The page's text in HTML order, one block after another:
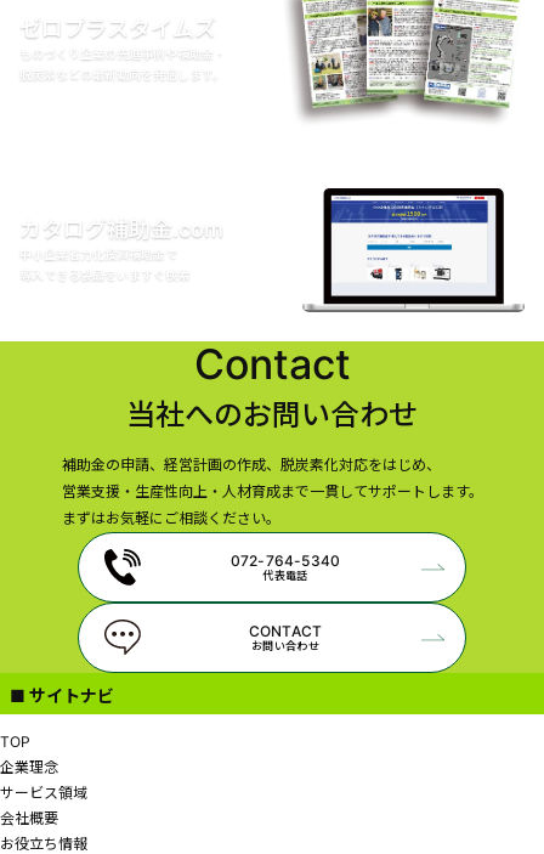
ゼロプラスタイムズ
ものづくり企業の先進事例や補助金・
脱炭素などの最新動向を発信します。
カタログ補助金.com
中小企業省力化投資補助金で
導入できる製品をいますぐ検索
Contact
当社へのお問い合わせ
補助金の申請、経営計画の作成、脱炭素化対応をはじめ、
営業支援・生産性向上・人材育成まで一貫してサポートします。
まずはお気軽にご相談ください。
072-764-5340
代表電話
CONTACT
お問い合わせ
■ サイトナビ
TOP
企業理念
サービス領域
会社概要
お役立ち情報